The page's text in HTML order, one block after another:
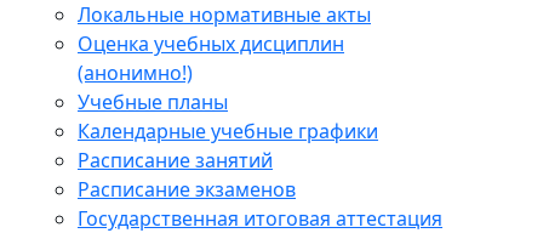
Локальные нормативные акты
Оценка учебных дисциплин
(анонимно!)
Учебные планы
Календарные учебные графики
Расписание занятий
Расписание экзаменов
Государственная итоговая аттестация